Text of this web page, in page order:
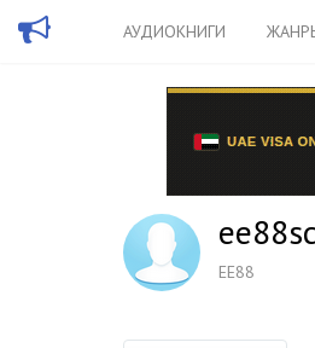
АУДИОКНИГИ
EE88